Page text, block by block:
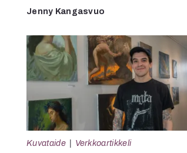
Jenny Kangasvuo
Kuvataide Verkkoartikkeli